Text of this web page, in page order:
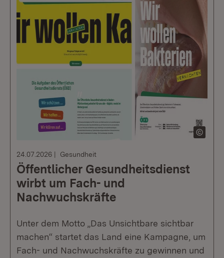
24.07.2026 Gesundheit
Öffentlicher Gesundheitsdienst
wirbt um Fach- und
Nachwuchskräfte
Unter dem Motto „Das Unsichtbare sichtbar
machen“ startet das Land eine Kampagne, um
Fach- und Nachwuchskräfte zu gewinnen und